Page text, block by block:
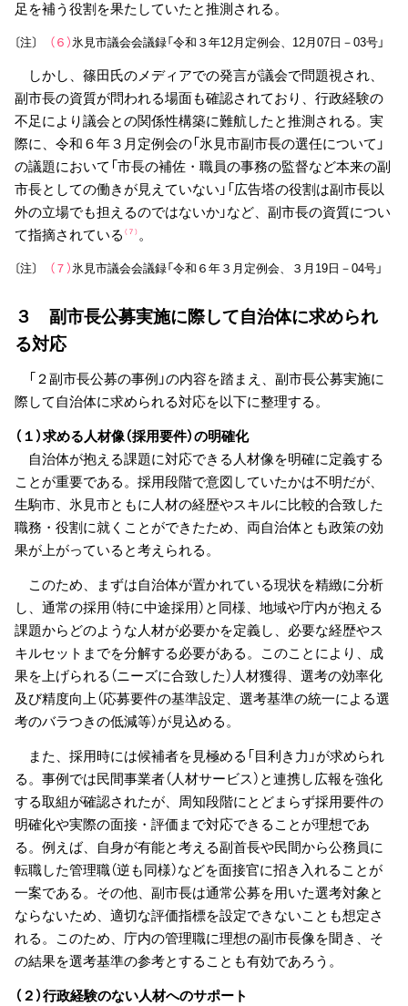
足を補う役割を果たしていたと推測される。
〔注〕 （６）氷見市議会会議録「令和３年12月定例会、12月07日－03号」
しかし、篠田氏のメディアでの発言が議会で問題視され、
副市長の資質が問われる場面も確認されており、行政経験の
不足により議会との関係性構築に難航したと推測される。実
際に、令和６年３月定例会の「氷見市副市長の選任について」
の議題において「市長の補佐・職員の事務の監督など本来の副
市長としての働きが見えていない」「広告塔の役割は副市長以
外の立場でも担えるのではないか」など、副市長の資質につい
て指摘されている （７）。
〔注〕 （７）氷見市議会会議録「令和６年３月定例会、３月19日－04号」
３ 副市長公募実施に際して自治体に求められ
る対応
「２副市長公募の事例」の内容を踏まえ、副市長公募実施に
際して自治体に求められる対応を以下に整理する。
（１）求める人材像（採用要件）の明確化
自治体が抱える課題に対応できる人材像を明確に定義する
ことが重要である。採用段階で意図していたかは不明だが、
生駒市、氷見市ともに人材の経歴やスキルに比較的合致した
職務・役割に就くことができたため、両自治体とも政策の効
果が上がっていると考えられる。
このため、まずは自治体が置かれている現状を精緻に分析
し、通常の採用（特に中途採用）と同様、地域や庁内が抱える
課題からどのような人材が必要かを定義し、必要な経歴やス
キルセットまでを分解する必要がある。このことにより、成
果を上げられる（ニーズに合致した）人材獲得、選考の効率化
及び精度向上（応募要件の基準設定、選考基準の統一による選
考のバラつきの低減等）が見込める。
また、採用時には候補者を見極める「目利き力」が求められ
る。事例では民間事業者（人材サービス）と連携し広報を強化
する取組が確認されたが、周知段階にとどまらず採用要件の
明確化や実際の面接・評価まで対応できることが理想であ
る。例えば、自身が有能と考える副首長や民間から公務員に
転職した管理職（逆も同様）などを面接官に招き入れることが
一案である。その他、副市長は通常公募を用いた選考対象と
ならないため、適切な評価指標を設定できないことも想定さ
れる。このため、庁内の管理職に理想の副市長像を聞き、そ
の結果を選考基準の参考とすることも有効であろう。
（２）行政経験のない人材へのサポート